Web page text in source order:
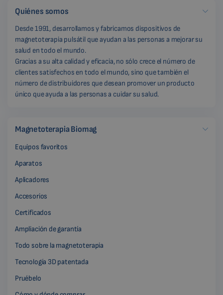
Quiénes somos
Desde 1991, desarrollamos y fabricamos dispositivos de
magnetoterapia pulsátil que ayudan a las personas a mejorar su
salud en todo el mundo.
Gracias a su alta calidad y eficacia, no sólo crece el número de
clientes satisfechos en todo el mundo, sino que también el
número de distribuidores que desean promover un producto
único que ayuda a las personas a cuidar su salud.
Magnetoterapia Biomag
Equipos favoritos
Aparatos
Aplicadores
Accesorios
Certificados
Ampliación de garantía
Todo sobre la magnetoterapia
Tecnología 3D patentada
Pruébelo